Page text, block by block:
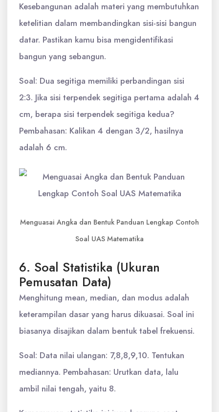
Kesebangunan adalah materi yang membutuhkan
ketelitian dalam membandingkan sisi-sisi bangun
datar. Pastikan kamu bisa mengidentifikasi
bangun yang sebangun.
Soal: Dua segitiga memiliki perbandingan sisi
2:3. Jika sisi terpendek segitiga pertama adalah 4
cm, berapa sisi terpendek segitiga kedua?
Pembahasan: Kalikan 4 dengan 3/2, hasilnya
adalah 6 cm.
Menguasai Angka dan Bentuk Panduan Lengkap Contoh
Soal UAS Matematika
6. Soal Statistika (Ukuran
Pemusatan Data)
Menghitung mean, median, dan modus adalah
keterampilan dasar yang harus dikuasai. Soal ini
biasanya disajikan dalam bentuk tabel frekuensi.
Soal: Data nilai ulangan: 7,8,8,9,10. Tentukan
mediannya. Pembahasan: Urutkan data, lalu
ambil nilai tengah, yaitu 8.